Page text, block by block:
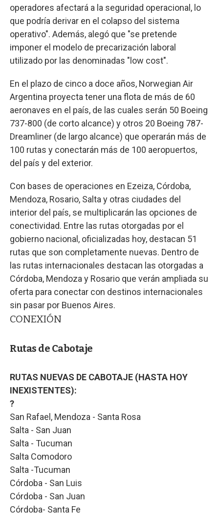
operadores afectará a la seguridad operacional, lo
que podría derivar en el colapso del sistema
operativo". Además, alegó que "se pretende
imponer el modelo de precarización laboral
utilizado por las denominadas "low cost".
En el plazo de cinco a doce años, Norwegian Air
Argentina proyecta tener una flota de más de 60
aeronaves en el país, de las cuales serán 50 Boeing
737-800 (de corto alcance) y otros 20 Boeing 787-
Dreamliner (de largo alcance) que operarán más de
100 rutas y conectarán más de 100 aeropuertos,
del país y del exterior.
Con bases de operaciones en Ezeiza, Córdoba,
Mendoza, Rosario, Salta y otras ciudades del
interior del país, se multiplicarán las opciones de
conectividad. Entre las rutas otorgadas por el
gobierno nacional, oficializadas hoy, destacan 51
rutas que son completamente nuevas. Dentro de
las rutas internacionales destacan las otorgadas a
Córdoba, Mendoza y Rosario que verán ampliada su
oferta para conectar con destinos internacionales
sin pasar por Buenos Aires.
CONEXIÓN
Rutas de Cabotaje
RUTAS NUEVAS DE CABOTAJE (HASTA HOY
INEXISTENTES):
?
San Rafael, Mendoza - Santa Rosa
Salta - San Juan
Salta - Tucuman
Salta Comodoro
Salta -Tucuman
Córdoba - San Luis
Córdoba - San Juan
Córdoba- Santa Fe